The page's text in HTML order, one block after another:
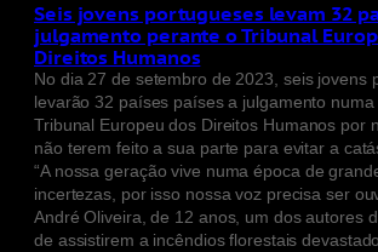
Seis jovens portugueses levam 32
julgamento perante o Tribunal
Direitos Humanos
No dia 27 de setembro de 2023, seis jovens
levarão 32 países países a julgamento
Tribunal Europeu dos Direitos Humanos por
não terem feito a sua parte para evitar a
“A nossa geração vive numa época de
incertezas, por isso nossa voz precisa ser
André Oliveira, de 12 anos, um dos autores
de assistirem a incêndios florestais